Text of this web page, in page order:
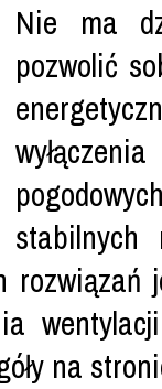
Nie ma
pozwolić
stabilnych
na